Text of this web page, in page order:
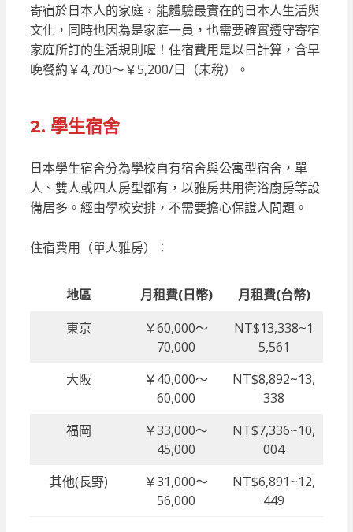
寄宿於日本人的家庭，能體驗最實在的日本人生活與
文化，同時也因為是家庭一員，也需要確實遵守寄宿
家庭所訂的生活規則喔！住宿費用是以日計算，含早
晚餐約￥4,700～￥5,200/日（未稅）。
2. 學生宿舍
日本學生宿舍分為學校自有宿舍與公寓型宿舍，單
人、雙人或四人房型都有，以雅房共用衛浴廚房等設
備居多。經由學校安排，不需要擔心保證人問題。
住宿費用（單人雅房）：
地區 月租費(日幣)
月租費(台幣)
東京
￥60,000～
70,000
NT$13,338~1
5,561
大阪
￥40,000～
60,000
NT$8,892~13,
338
福岡
￥33,000～
45,000
NT$7,336~10,
004
其他(長野)
￥31,000～
56,000
NT$6,891~12,
449